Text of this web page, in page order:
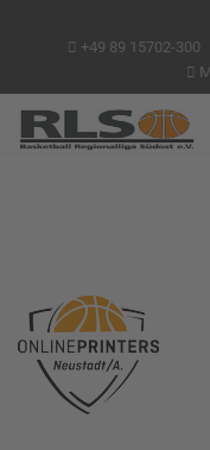
+49 89 15702-300